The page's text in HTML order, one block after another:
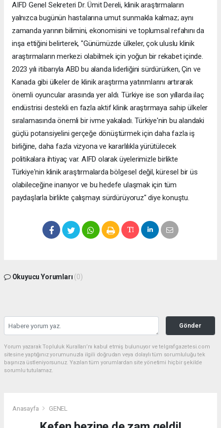
AIFD Genel Sekreteri Dr. Ümit Dereli, klinik araştırmaların
yalnızca bugünün hastalarına umut sunmakla kalmaz; aynı
zamanda yarının bilimini, ekonomisini ve toplumsal refahını da
inşa ettiğini belirterek, "Günümüzde ülkeler, çok uluslu klinik
araştırmaların merkezi olabilmek için yoğun bir rekabet içinde.
2023 yılı itibarıyla ABD bu alanda liderliğini sürdürürken, Çin ve
Kanada gibi ülkeler de klinik araştırma yatırımlarını artırarak
önemli oyuncular arasında yer aldı. Türkiye ise son yıllarda ilaç
endüstrisi destekli en fazla aktif klinik araştırmaya sahip ülkeler
sıralamasında önemli bir ivme yakaladı. Türkiye'nin bu alandaki
güçlü potansiyelini gerçeğe dönüştürmek için daha fazla iş
birliğine, daha fazla vizyona ve kararlılıkla yürütülecek
politikalara ihtiyaç var. AIFD olarak üyelerimizle birlikte
Türkiye'nin klinik araştırmalarda bölgesel değil, küresel bir üs
olabileceğine inanıyor ve bu hedefe ulaşmak için tüm
paydaşlarla birlikte çalışmayı sürdürüyoruz" diye konuştu.
Okuyucu Yorumları (0)
Gönder
Yorum yazarak Topluluk Kuralları’nı kabul etmiş bulunuyor ve telgrafgazetesi.com
sitesine yaptığınız yorumunuzla ilgili doğrudan veya dolaylı tüm sorumluluğu tek
başınıza üstleniyorsunuz. Yazılan tüm yorumlardan site yönetimi hiçbir şekilde
sorumlu tutulamaz.
Anasayfa GENEL